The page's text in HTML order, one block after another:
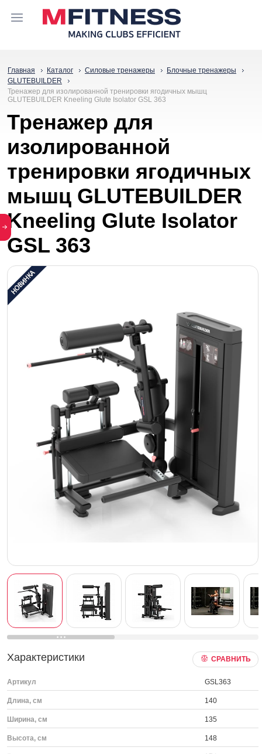
Главная Каталог Силовые тренажеры
Блочные тренажеры
GLUTEBUILDER
Тренажер для изолированной тренировки ягодичных мышц
GLUTEBUILDER Kneeling Glute Isolator GSL 363
Тренажер для
изолированной
тренировки ягодичных
мышц GLUTEBUILDER
Kneeling Glute Isolator
GSL 363
Характеристики СРАВНИТЬ
Артикул GSL363
Длина, см 140
Ширина, см 135
Высота, см 148